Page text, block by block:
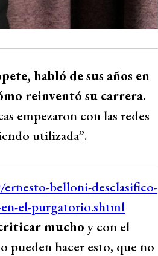
habló de sus años en
reinventó su carrera.
empezaron con las redes
utilizada”.
mucho y con el
pueden hacer esto, que no